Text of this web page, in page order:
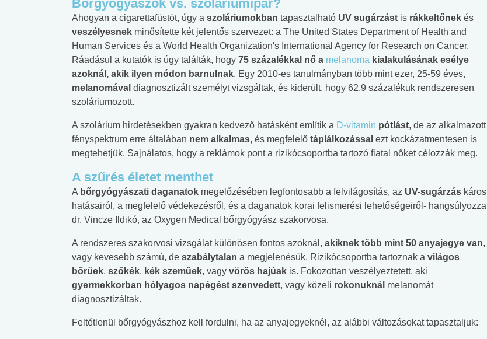
Bőrgyógyászok vs. szoláriumipar?
Ahogyan a cigarettafüstöt, úgy a szoláriumokban tapasztalható UV sugárzást is rákkeltőnek és
veszélyesnek minősítette két jelentős szervezet: a The United States Department of Health and
Human Services és a World Health Organization's International Agency for Research on Cancer.
Ráadásul a kutatók is úgy találták, hogy 75 százalékkal nő a melanoma kialakulásának esélye
azoknál, akik ilyen módon barnulnak. Egy 2010-es tanulmányban több mint ezer, 25-59 éves,
melanomával diagnosztizált személyt vizsgáltak, és kiderült, hogy 62,9 százalékuk rendszeresen
szoláriumozott.
A szolárium hirdetésekben gyakran kedvező hatásként említik a D-vitamin pótlást, de az alkalmazott
fényspektrum erre általában nem alkalmas, és megfelelő táplálkozással ezt kockázatmentesen is
megtehetjük. Sajnálatos, hogy a reklámok pont a rizikócsoportba tartozó fiatal nőket célozzák meg.
A szűrés életet menthet
A bőrgyógyászati daganatok megelőzésében legfontosabb a felvilágosítás, az UV-sugárzás káros
hatásairól, a megfelelő védekezésről, és a daganatok korai felismerési lehetőségeiről- hangsúlyozza
dr. Vincze Ildikó, az Oxygen Medical bőrgyógyász szakorvosa.
A rendszeres szakorvosi vizsgálat különösen fontos azoknál, akiknek több mint 50 anyajegye van,
vagy kevesebb számú, de szabálytalan a megjelenésük. Rizikócsoportba tartoznak a világos
bőrűek, szőkék, kék szeműek, vagy vörös hajúak is. Fokozottan veszélyeztetett, aki
gyermekkorban hólyagos napégést szenvedett, vagy közeli rokonuknál melanomát
diagnosztizáltak.
Feltétlenül bőrgyógyászhoz kell fordulni, ha az anyajegyeknél, az alábbi változásokat tapasztaljuk: